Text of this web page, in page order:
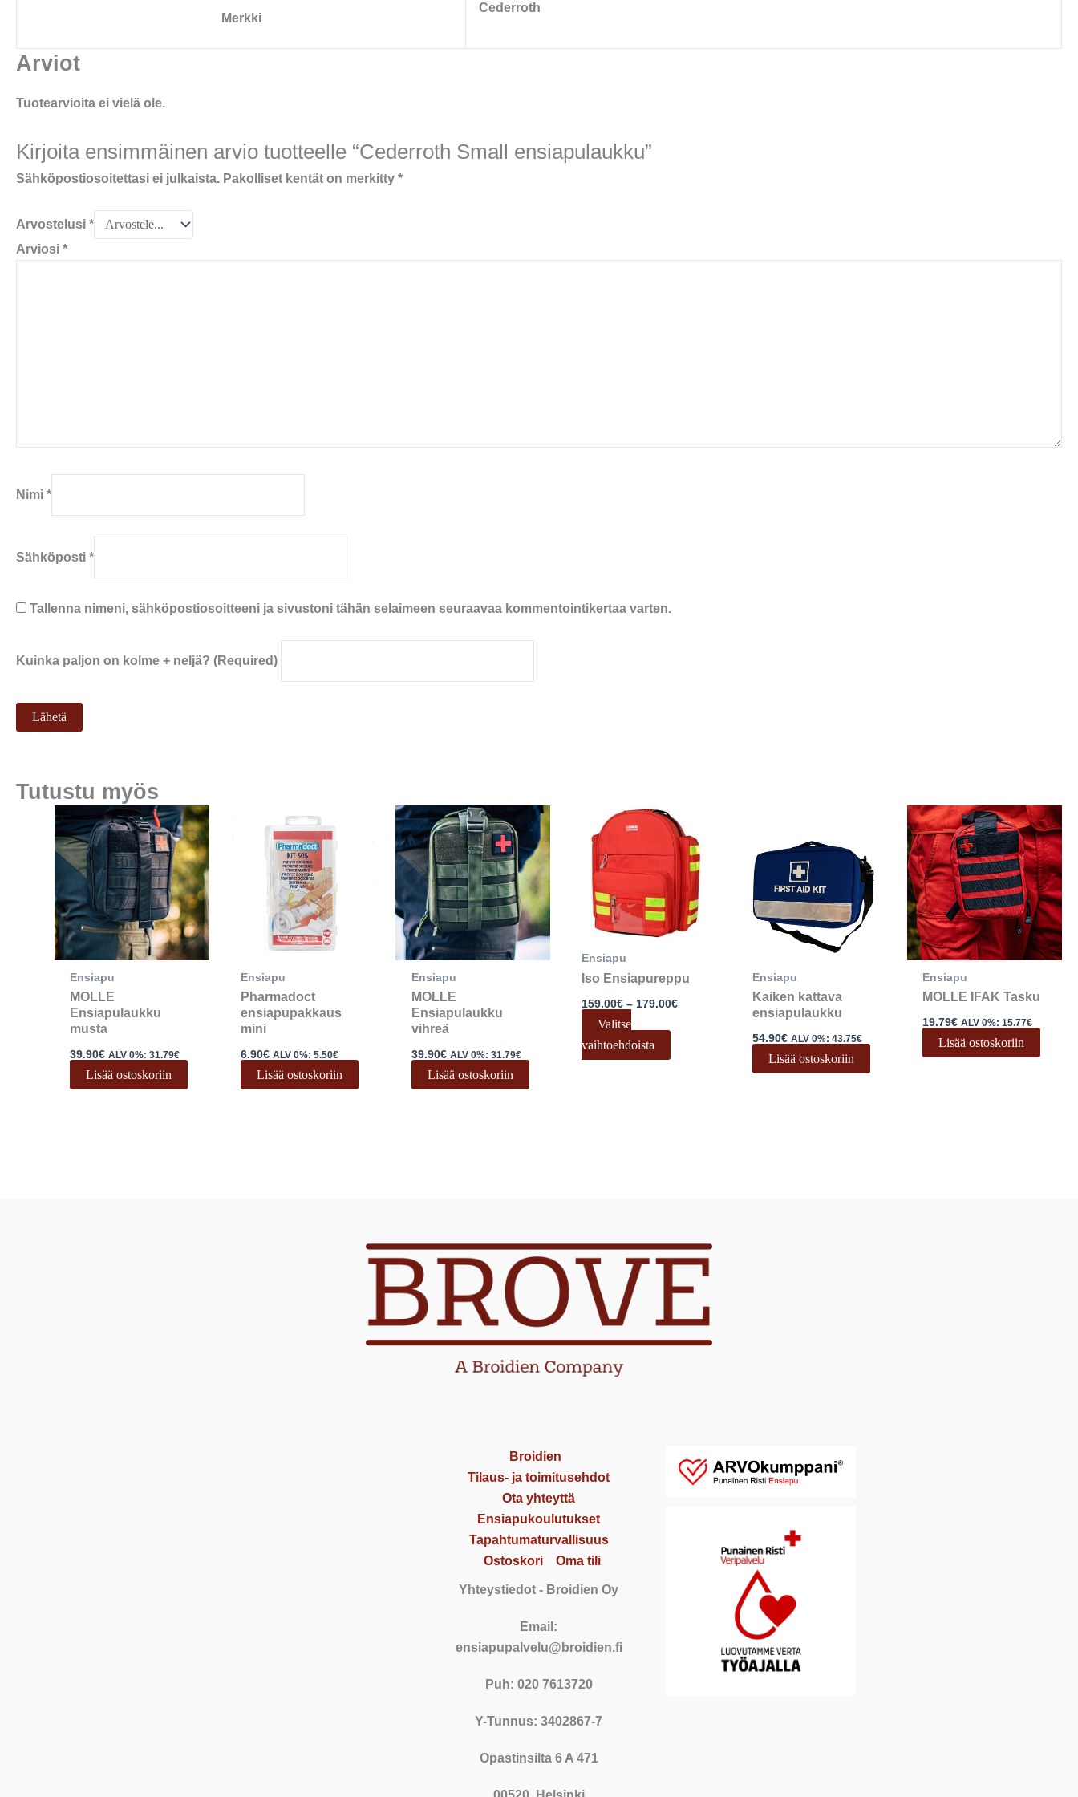
Merkki
Cederroth
Arviot
Tuotearvioita ei vielä ole.
Kirjoita ensimmäinen arvio tuotteelle “Cederroth Small ensiapulaukku”
Sähköpostiosoitettasi ei julkaista. Pakolliset kentät on merkitty *
Arvostelusi *
Arviosi *
Nimi *
Sähköposti *
Tallenna nimeni, sähköpostiosoitteeni ja sivustoni tähän selaimeen seuraavaa kommentointikertaa varten.
Kuinka paljon on kolme + neljä? (Required)
Tutustu myös
Ensiapu
MOLLE
Ensiapulaukku
musta
39.90€ ALV 0%:31.79€
Lisää ostoskoriin
Ensiapu
Pharmadoct
ensiapupakkaus
mini
6.90€ ALV 0%: 5.50€
Lisää ostoskoriin
Ensiapu
MOLLE
Ensiapulaukku
vihreä
39.90€ ALV 0%: 31.79€
Lisää ostoskoriin
Ensiapu
Iso Ensiapureppu
159.00€ – 179.00€
159.00€
-
179.00€
Valitse
vaihtoehdoista
Tällä
tuotteella
on
useampi
muunnelma.
Voit
tuotteen
sivulla.
Ensiapu
Kaiken kattava
ensiapulaukku
54.90€ ALV 0%: 43.75€
Lisää ostoskoriin
Ensiapu
MOLLE IFAK Tasku
19.79€ ALV 0%:15.77€
Lisää ostoskoriin
Broidien
Tilaus- ja toimitusehdot
Ota yhteyttä
Ensiapukoulutukset
Tapahtumaturvallisuus
Ostoskori
Oma tili
Yhteystiedot - Broidien Oy
Email:
ensiapupalvelu@broidien.fi
Puh: 020 7613720
Y-Tunnus: 3402867-7
Opastinsilta 6 A 471